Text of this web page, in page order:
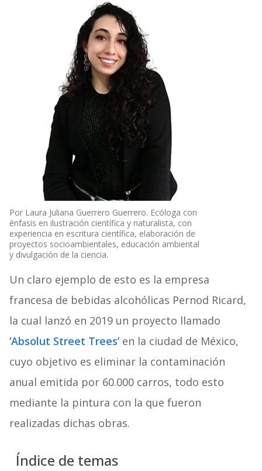
Por Laura Juliana Guerrero Guerrero. Ecóloga con
énfasis en ilustración científica y naturalista, con
experiencia en escritura científica, elaboración de
proyectos socioambientales, educación ambiental
y divulgación de la ciencia.
Un claro ejemplo de esto es la empresa
francesa de bebidas alcohólicas Pernod Ricard,
la cual lanzó en 2019 un proyecto llamado
‘Absolut Street Trees’en la ciudad de México,
cuyo objetivo es eliminar la contaminación
anual emitida por 60.000 carros, todo esto
mediante la pintura con la que fueron
realizadas dichas obras.
Índice de temas